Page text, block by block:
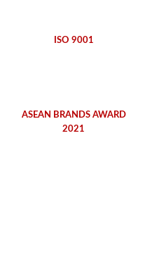
ISO 9001
ASEAN BRANDS AWARD
2021